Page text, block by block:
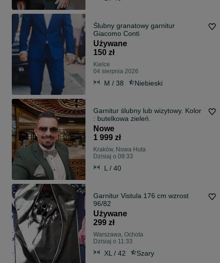
Ślubny granatowy garnitur
Giacomo Conti
Używane
150 zł
Kielce
04 sierpnia 2026
M / 38 Niebieski
Garnitur ślubny lub wizytowy. Kolor
: butelkowa zieleń.
Nowe
1 999 zł
Kraków, Nowa Huta
Dzisiaj o 09:33
L / 40
Garnitur Vistula 176 cm wzrost
96/82
Używane
299 zł
Warszawa, Ochota
Dzisiaj o 11:33
XL / 42 Szary